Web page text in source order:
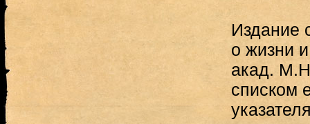
Издание
о жизни
акад.
списком